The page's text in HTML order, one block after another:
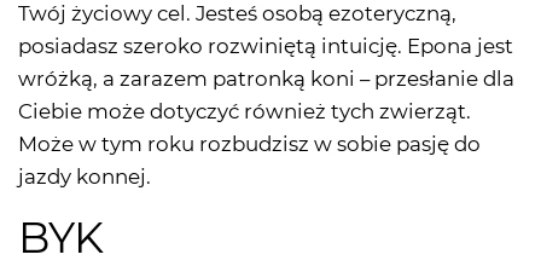
Twój życiowy cel. Jesteś osobą ezoteryczną,
posiadasz szeroko rozwiniętą intuicję. Epona jest
wróżką, a zarazem patronką koni – przesłanie dla
Ciebie może dotyczyć również tych zwierząt.
Może w tym roku rozbudzisz w sobie pasję do
jazdy konnej.
BYK